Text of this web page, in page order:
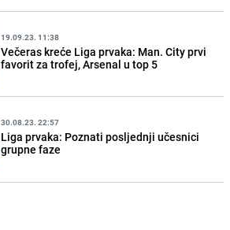
19.09.23. 11:38
Večeras kreće Liga prvaka: Man. City prvi
favorit za trofej, Arsenal u top 5
30.08.23. 22:57
Liga prvaka: Poznati posljednji učesnici
grupne faze